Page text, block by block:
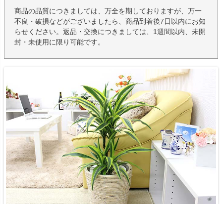
商品の品質につきましては、万全を期しておりますが、万一
不良・破損などがございましたら、商品到着後7日以内にお知
らせください。返品・交換につきましては、1週間以内、未開
封・未使用に限り可能です。